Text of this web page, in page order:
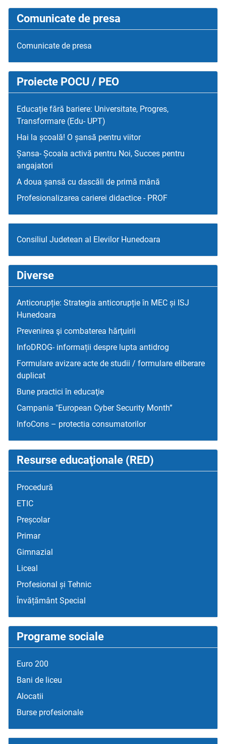
Comunicate de presa
Comunicate de presa
Proiecte POCU / PEO
Educație fără bariere: Universitate, Progres,
Transformare (Edu- UPT)
Hai la școală! O șansă pentru viitor
Șansa- Școala activă pentru Noi, Succes pentru
angajatori
A doua șansă cu dascăli de primă mână
Profesionalizarea carierei didactice - PROF
Consiliul Judetean al Elevilor Hunedoara
Diverse
Anticorupție: Strategia anticorupție în MEC și ISJ
Hunedoara
Prevenirea şi combaterea hărţuirii
InfoDROG- informații despre lupta antidrog
Formulare avizare acte de studii / formulare eliberare
duplicat
Bune practici în educaţie
Campania "European Cyber Security Month”
InfoCons – protectia consumatorilor
Resurse educaţionale (RED)
Procedură
ETIC
Preșcolar
Primar
Gimnazial
Liceal
Profesional și Tehnic
Învățământ Special
Programe sociale
Euro 200
Bani de liceu
Alocatii
Burse profesionale